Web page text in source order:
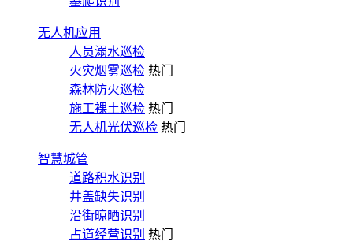
无人机应用
人员溺水巡检
火灾烟雾巡检 热门
森林防火巡检
施工裸土巡检 热门
无人机光伏巡检 热门
智慧城管
道路积水识别
井盖缺失识别
沿街晾晒识别
占道经营识别 热门